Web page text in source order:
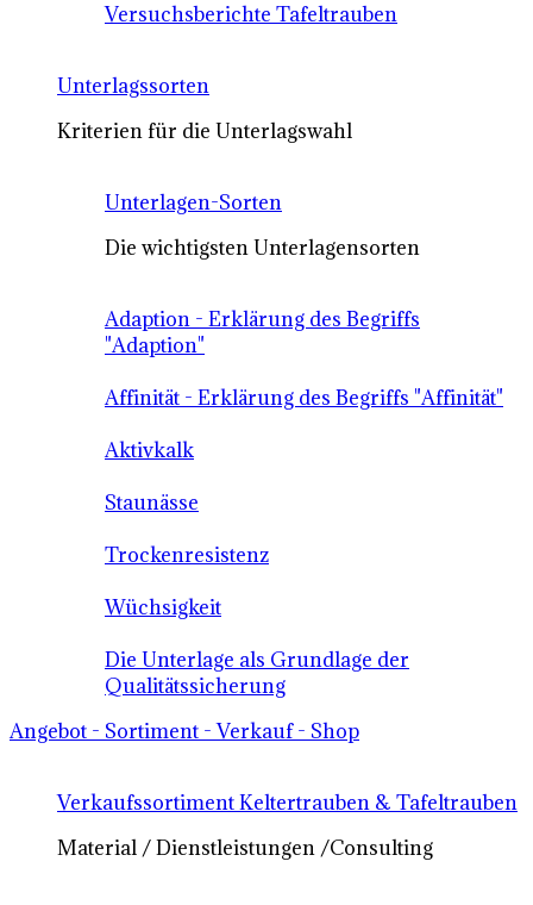
Versuchsberichte Tafeltrauben
Unterlagssorten
Kriterien für die Unterlagswahl
Unterlagen-Sorten
Die wichtigsten Unterlagensorten
Adaption - Erklärung des Begriffs
"Adaption"
Affinität - Erklärung des Begriffs "Affinität"
Aktivkalk
Staunässe
Trockenresistenz
Wüchsigkeit
Die Unterlage als Grundlage der
Qualitätssicherung
Angebot - Sortiment - Verkauf - Shop
Verkaufssortiment Keltertrauben & Tafeltrauben
Material / Dienstleistungen /Consulting